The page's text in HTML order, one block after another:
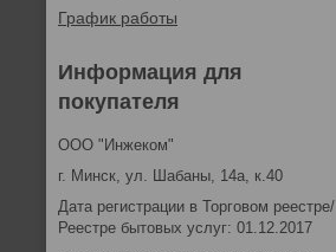
График работы
Информация для
покупателя
ООО "Инжеком"
г. Минск, ул. Шабаны, 14а, к.40
Дата регистрации в Торговом реестре/
Реестре бытовых услуг: 01.12.2017